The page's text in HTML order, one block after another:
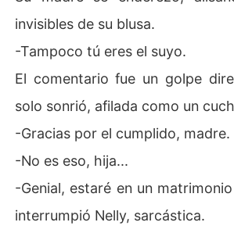
invisibles de su blusa.
-Tampoco tú eres el suyo.
El comentario fue un golpe
solo sonrió, afilada como un
-Gracias por el cumplido, madre.
-No es eso, hija...
-Genial, estaré en un
interrumpió Nelly, sarcástica.